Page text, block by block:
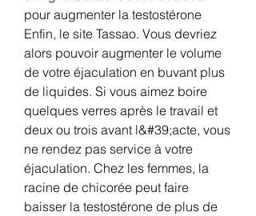
pour augmenter la testostérone
Enfin, le site Tassao. Vous devriez
alors pouvoir augmenter le volume
de votre éjaculation en buvant plus
de liquides. Si vous aimez boire
quelques verres après le travail et
deux ou trois avant l&#39;acte, vous
ne rendez pas service à votre
éjaculation. Chez les femmes, la
racine de chicorée peut faire
baisser la testostérone de plus de